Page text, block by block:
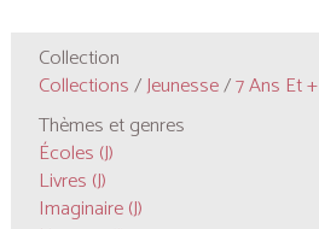
Collection
Collections/Jeunesse/7 Ans Et +
Thèmes et genres
Écoles (J)
Livres (J)
Imaginaire (J)